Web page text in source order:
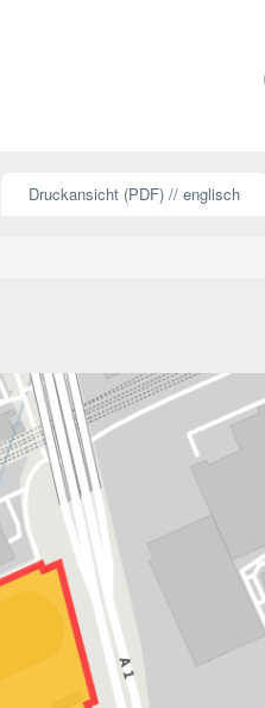
Druckansicht (PDF) // englisch